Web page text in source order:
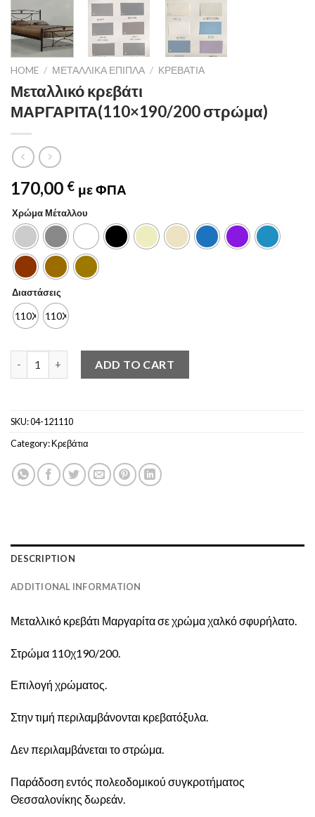
HOME / ΜΕΤΑΛΛΙΚΆ ΈΠΙΠΛΑ / ΚΡΕΒΆΤΙΑ
Μεταλλικό κρεβάτι
ΜΑΡΓΑΡΙΤΑ(110×190/200 στρώμα)
170,00 € με ΦΠΑ
Χρώμα Μέταλλου
Διαστάσεις
110Χ190110Χ200
ADD TO CART
SKU:04-121110
Category:Κρεβάτια
DESCRIPTION
ADDITIONAL INFORMATION
Μεταλλικό κρεβάτι Μαργαρίτα σε χρώμα χαλκό σφυρήλατο.
Στρώμα 110χ190/200.
Επιλογή χρώματος.
Στην τιμή περιλαμβάνονται κρεβατόξυλα.
Δεν περιλαμβάνεται το στρώμα.
Παράδοση εντός πολεοδομικού συγκροτήματος
Θεσσαλονίκης δωρεάν.